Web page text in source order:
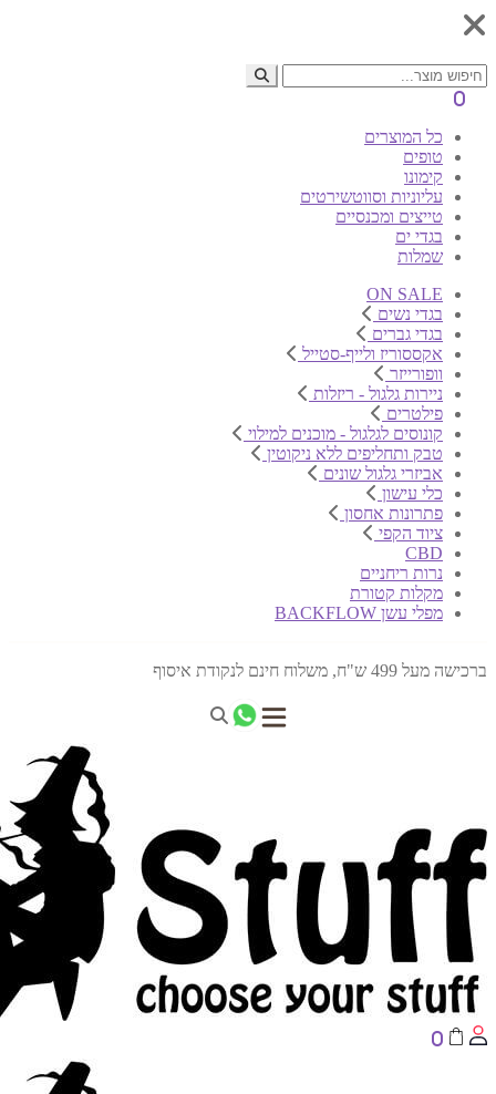
0
כל המוצרים
טופים
קימונו
עליוניות וסווטשירטים
טייצים ומכנסיים
בגדי ים
שמלות
ON SALE
בגדי נשים
בגדי גברים
אקססוריז ולייף-סטייל
וופורייזר
ניירות גלגול - ריזלות
פילטרים
קונוסים לגלגול - מוכנים למילוי
טבק ותחליפים ללא ניקוטין
אביזרי גלגול שונים
כלי עישון
פתרונות אחסון
ציוד הקפי
CBD
נרות ריחניים
מקלות קטורת
מפלי עשן BACKFLOW
ברכישה מעל 499 ש"ח, משלוח חינם לנקודת איסוף